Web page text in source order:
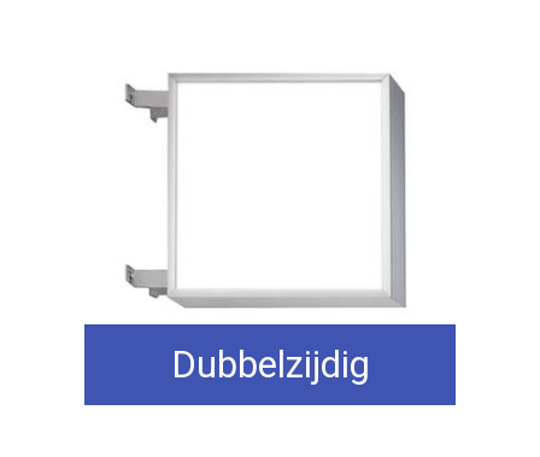
Dubbelzijdig